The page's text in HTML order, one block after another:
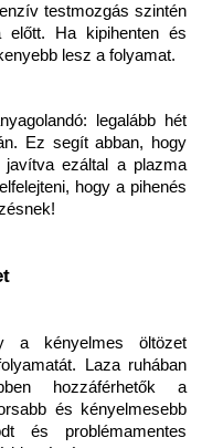
testmozgás szintén
előtt. Ha kipihenten és
lesz a folyamat.
legalább hét
Ez segít abban, hogy
ezáltal a plazma
hogy a pihenés
a kényelmes öltözet
Laza ruhában
hozzáférhetők a
és kényelmesebb
és problémamentes